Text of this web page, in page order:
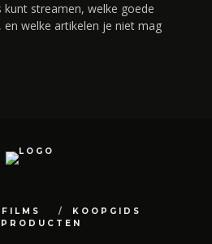
streamen, welke goede
welke artikelen je niet mag
FILMS
KOOPGIDS
PRODUCTEN